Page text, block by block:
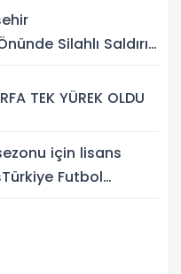
Silahlı Saldırı:
TEK YÜREK OLDU
için lisans
Futbol